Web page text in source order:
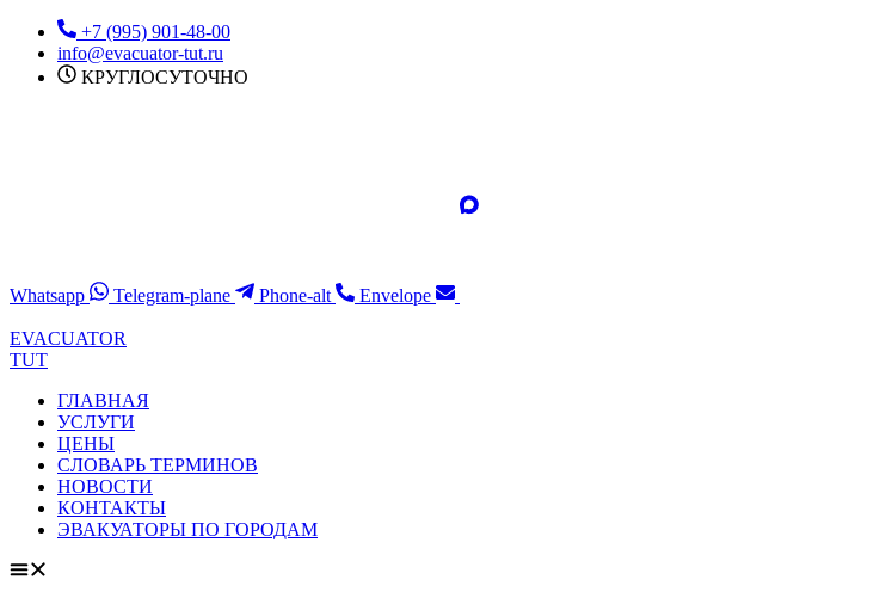
Перейти
содержимому
+7 (995) 901-48-00
info@evacuator-tut.ru
КРУГЛОСУТОЧНО
Whatsapp Telegram-plane Phone-alt Envelope
EVACUATOR
TUT
ГЛАВНАЯ
УСЛУГИ
ЦЕНЫ
СЛОВАРЬ ТЕРМИНОВ
НОВОСТИ
КОНТАКТЫ
ЭВАКУАТОРЫ ПО ГОРОДАМ